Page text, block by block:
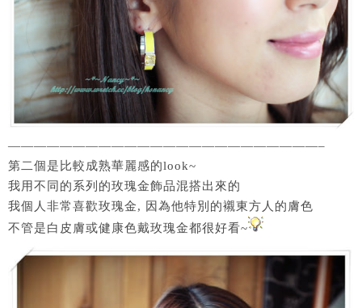
————————————————————————–
第二個是比較成熟華麗感的look~
我用不同的系列的玫瑰金飾品混搭出來的
我個人非常喜歡玫瑰金, 因為他特別的襯東方人的膚色
不管是白皮膚或健康色戴玫瑰金都很好看~